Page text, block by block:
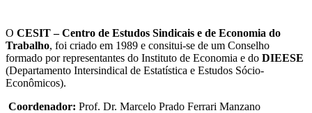
O CESIT – Centro de Estudos Sindicais e de Economia do
Trabalho, foi criado em 1989 e consitui-se de um Conselho
formado por representantes do Instituto de Economia e do DIEESE
(Departamento Intersindical de Estatística e Estudos Sócio-
Econômicos).
Coordenador: Prof. Dr. Marcelo Prado Ferrari Manzano